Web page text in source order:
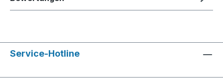
Service-Hotline